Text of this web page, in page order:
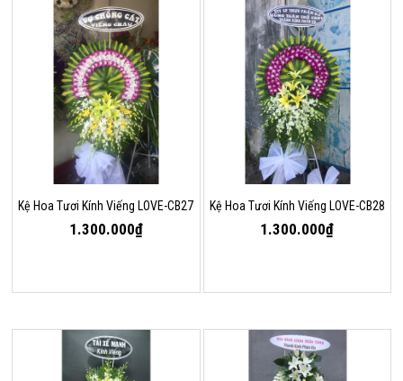
Kệ Hoa Tươi Kính Viếng LOVE-CB27
1.300.000₫
Kệ Hoa Tươi Kính Viếng LOVE-CB28
1.300.000₫